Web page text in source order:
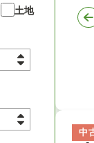
土地
中